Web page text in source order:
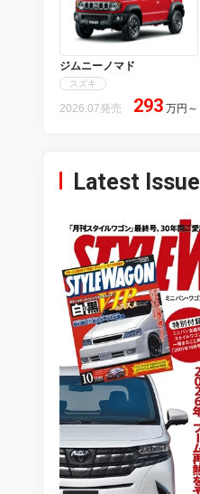
ジムニーノマド
スズキ
2026.07発売 293 万円 ～
Latest Issue